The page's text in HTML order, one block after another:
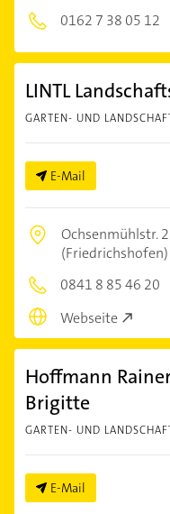
0162 7 38 05 12
LINTL
GARTEN- UND
E-Mail
Ochsenmühlstr.
(Friedrichshofen)
0841 8 85 46 20
Webseite
Hoffmann
Brigitte
GARTEN- UND
E-Mail